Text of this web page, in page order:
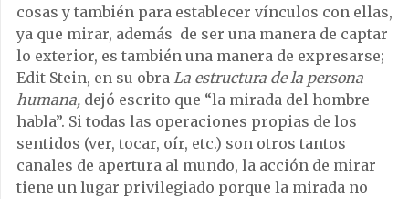
cosas y también para establecer vínculos con ellas,
ya que mirar, además de ser una manera de captar
lo exterior, es también una manera de expresarse;
Edit Stein, en su obra La estructura de la persona
humana, dejó escrito que “la mirada del hombre
habla”. Si todas las operaciones propias de los
sentidos (ver, tocar, oír, etc.) son otros tantos
canales de apertura al mundo, la acción de mirar
tiene un lugar privilegiado porque la mirada no